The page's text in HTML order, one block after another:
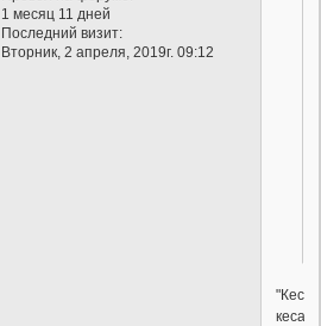
1 месяц 11 дней
Последний визит:
Вторник, 2 апреля, 2019г. 09:12